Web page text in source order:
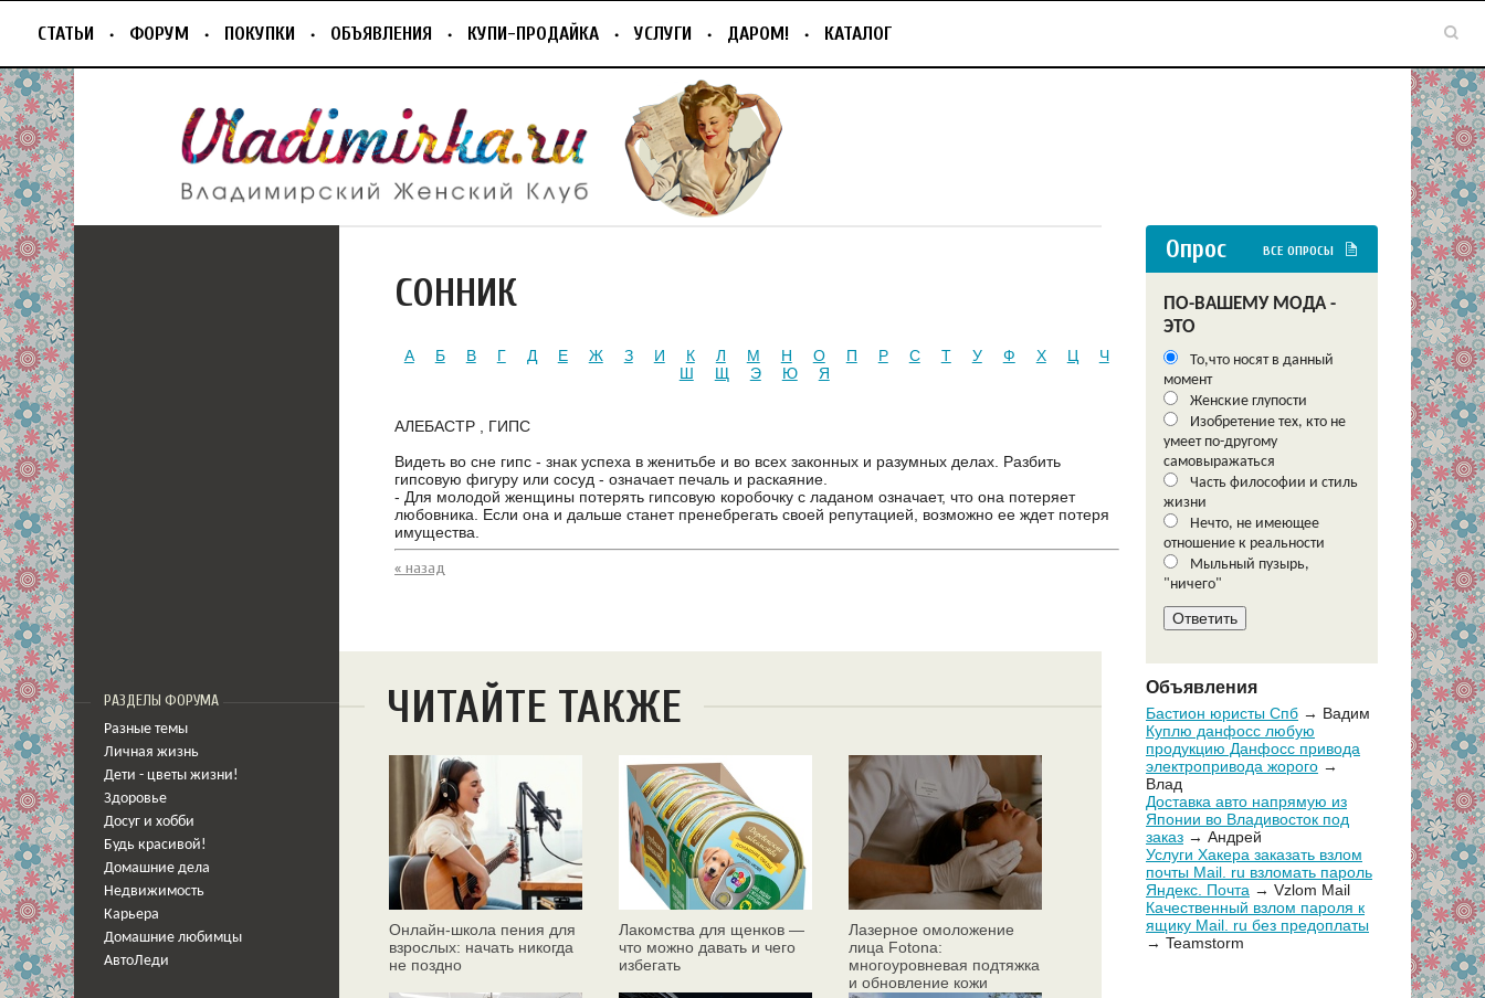
СТАТЬИ ФОРУМ ПОКУПКИ ОБЪЯВЛЕНИЯ КУПИ-ПРОДАЙКА УСЛУГИ ДАРОМ! КАТАЛОГ
РАЗДЕЛЫ ФОРУМА
Разные темы
Личная жизнь
Дети - цветы жизни!
Здоровье
Досуг и хобби
Будь красивой!
Домашние дела
Недвижимость
Карьера
Домашние любимцы
АвтоЛеди
СОННИК
А Б В Г Д Е Ж З И К Л М Н О П Р С Т У Ф Х Ц
Ч
Ш
Щ Э Ю Я
АЛЕБАСТР , ГИПС
Видеть во сне гипс - знак успеха в женитьбе и во всех законных и разумных делах. Разбить
гипсовую фигуру или сосуд - означает печаль и раскаяние.
- Для молодой женщины потерять гипсовую коробочку с ладаном означает, что она потеряет
любовника. Если она и дальше станет пренебрегать своей репутацией, возможно ее ждет потеря
имущества.
« назад
ЧИТАЙТЕ ТАКЖЕ
Онлайн‑школа пения для
взрослых: начать никогда
не поздно
Лакомства для щенков —
что можно давать и чего
избегать
Лазерное омоложение
лица Fotona:
многоуровневая подтяжка
и обновление кожи
Опрос ВСЕ ОПРОСЫ
ПО-ВАШЕМУ МОДА -
ЭТО
То,что носят в данный
момент
Женские глупости
Изобретение тех, кто не
умеет по-другому
самовыражаться
Часть философии и стиль
жизни
Нечто, не имеющее
отношение к реальности
Мыльный пузырь,
"ничего"
Объявления
Бастион юристы Спб → Вадим
Куплю данфосс любую
продукцию Данфосс привода
электропривода жорого →
Влад
Доставка авто напрямую из
Японии во Владивосток под
заказ → Андрей
Услуги Хакера заказать взлом
почты Mail. ru взломать пароль
Яндекс. Почта → Vzlom Mail
Качественный взлом пароля к
ящику Mail. ru без предоплаты
→ Teamstorm